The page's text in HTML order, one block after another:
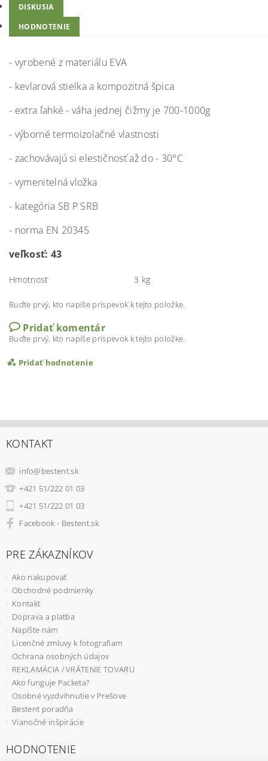
DISKUSIA
HODNOTENIE
- vyrobené z materiálu EVA
- kevlarová stielka a kompozitná špica
- extra ľahké - váha jednej čižmy je 700-1000g
- výborné termoizolačné vlastnosti
- zachovávajú si elestičnosť až do - 30°C
- vymenitelná vložka
- kategória SB P SRB
- norma EN 20345
veľkosť: 43
Hmotnosť 3 kg
Buďte prvý, kto napíše príspevok k tejto položke.
Pridať komentár
Buďte prvý, kto napíše príspevok k tejto položke.
Pridať hodnotenie
KONTAKT
info@bestent.sk
+421 51/222 01 03
+421 51/222 01 03
Facebook - Bestent.sk
PRE ZÁKAZNÍKOV
Ako nakupovať
Obchodné podmienky
Kontakt
Doprava a platba
Napíšte nám
Licenčné zmluvy k fotografiam
Ochrana osobných údajov
REKLAMÁCIA / VRÁTENIE TOVARU
Ako funguje Packeta?
Osobné vyzdvihnutie v Prešove
Bestent poradňa
Vianočné inšpirácie
HODNOTENIE